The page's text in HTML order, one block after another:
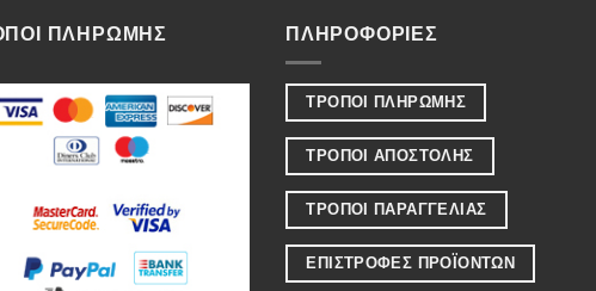
ΠΛΗΡΩΜΗΣ ΠΛΗΡΟΦΟΡΙΕΣ
ΤΡΟΠΟΙ ΠΛΗΡΩΜΗΣ
ΤΡΟΠΟΙ ΑΠΟΣΤΟΛΗΣ
ΤΡΟΠΟΙ ΠΑΡΑΓΓΕΛΙΑΣ
ΕΠΙΣΤΡΟΦΕΣ ΠΡΟΪΟΝΤΩΝ